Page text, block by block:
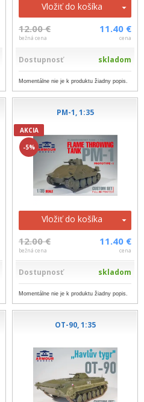
Vložiť do košíka
12.00 €
bežná cena
11.40 €
cena
Dostupnosť skladom
Momentálne nie je k produktu žiadny popis.
PM-1, 1:35
AKCIA
-5%
Vložiť do košíka
12.00 €
bežná cena
11.40 €
cena
Dostupnosť skladom
Momentálne nie je k produktu žiadny popis.
OT-90, 1:35